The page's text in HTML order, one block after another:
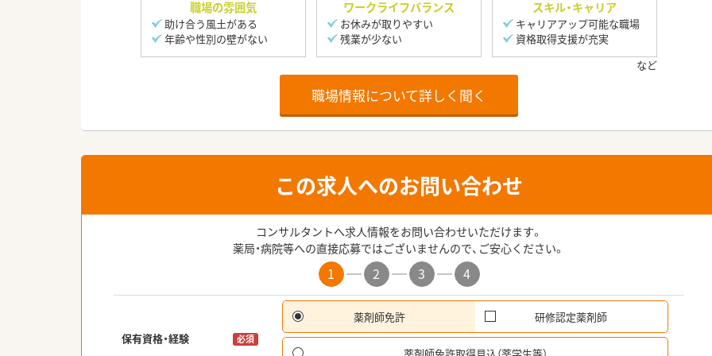
職場の雰囲気
助け合う風土がある
年齢や性別の壁がない
ワークライフバランス
お休みが取りやすい
残業が少ない
スキル・キャリア
キャリアアップ可能な職場
資格取得支援が充実
職場情報について詳しく聞く
この求人へのお問い合わせ
コンサルタントへ求人情報をお問い合わせいただけます。
薬局・病院等への直接応募ではございませんので、ご安心ください。
1 2 3 4
保有資格・経験 必須
薬剤師免許 研修認定薬剤師